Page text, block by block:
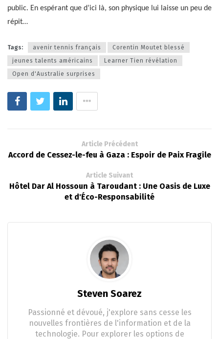
public. En espérant que d’ici là, son physique lui laisse un peu de
répit…
Tags: avenir tennis français
Corentin Moutet blessé
jeunes talents américains
Learner Tien révélation
Open d'Australie surprises
Article Précédent
Accord de Cessez-le-feu à Gaza : Espoir de Paix Fragile
Article Suivant
Hôtel Dar Al Hossoun à Taroudant : Une Oasis de Luxe
et d'Éco-Responsabilité
Steven Soarez
Passionné et dévoué, j'explore sans cesse les
nouvelles frontières de l'information et de la
technologie. Pour explorer les options de